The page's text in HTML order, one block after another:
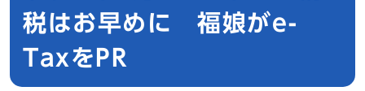
税はお早めに 福娘がe-
TaxをPR